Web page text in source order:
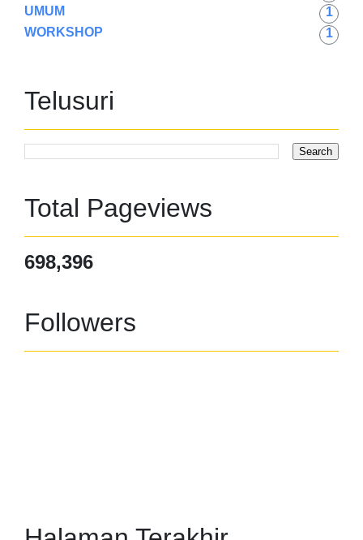
UMUM
1
WORKSHOP
1
Telusuri
Total Pageviews
698,396
Followers